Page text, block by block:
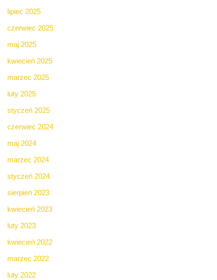
lipiec 2025
czerwiec 2025
maj 2025
kwiecień 2025
marzec 2025
luty 2025
styczeń 2025
czerwiec 2024
maj 2024
marzec 2024
styczeń 2024
sierpień 2023
kwiecień 2023
luty 2023
kwiecień 2022
marzec 2022
luty 2022